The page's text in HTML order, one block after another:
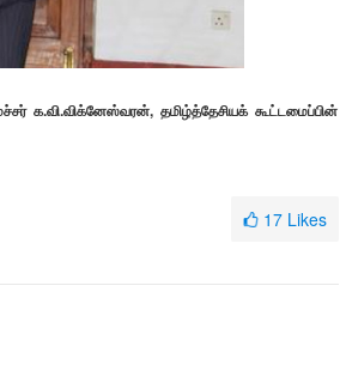
க.வி.விக்னேஸ்வரன், தமிழ்த்தேசியக் கூட்டமைப்பின்
17 Likes